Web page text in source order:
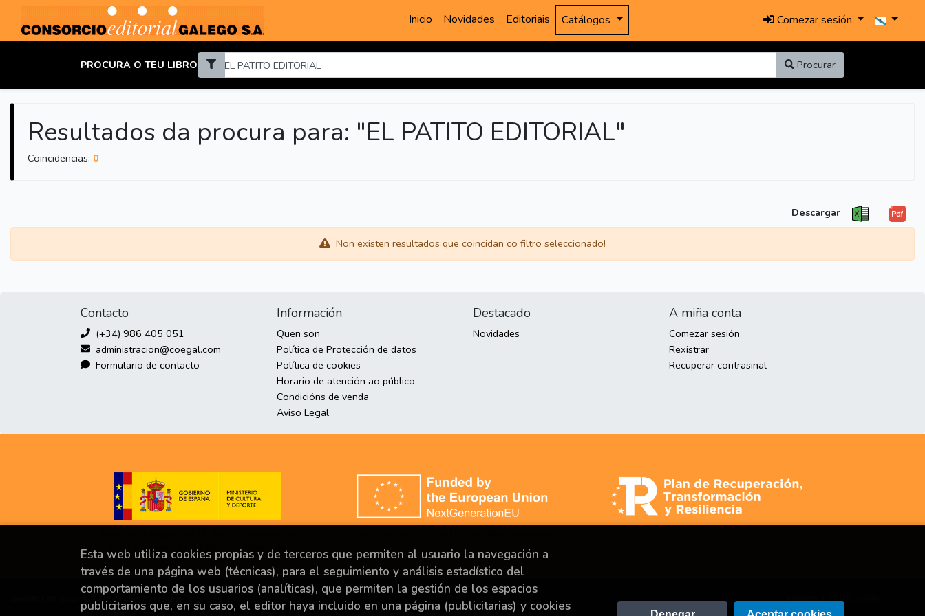
Inicio Novidades Editoriais Catálogos Comezar sesión
PROCURA O TEU LIBRO Procurar
Resultados da procura para: "EL PATITO EDITORIAL"
Coincidencias: 0
Descargar
Non existen resultados que coincidan co filtro seleccionado!
Contacto
(+34) 986 405 051
administracion@coegal.com
Formulario de contacto
Información
Quen son
Política de Protección de datos
Política de cookies
Horario de atención ao público
Condicións de venda
Aviso Legal
Destacado
Novidades
A miña conta
Comezar sesión
Rexistrar
Recuperar contrasinal
Libro y Fomento de la Lectura, Ministerio de
Cultura y Deporte.
EU.
Dereitos de autor © 2026 Grupo Trevenque Todos os dereitos reservados. Versión0.0.2 |
Esta web utiliza cookies propias y de terceros que permiten al usuario la navegación a
través de una página web (técnicas), para el seguimiento y análisis estadístico del
comportamiento de los usuarios (analíticas), que permiten la gestión de los espacios
publicitarios que, en su caso, el editor haya incluido en una página (publicitarias) y cookies